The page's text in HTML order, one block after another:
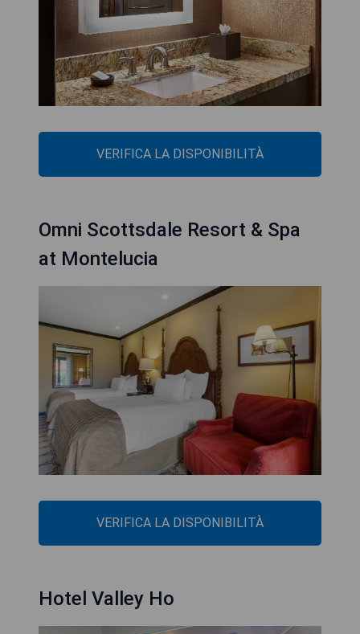
VERIFICA LA DISPONIBILITÀ
Omni Scottsdale Resort & Spa
at Montelucia
VERIFICA LA DISPONIBILITÀ
Hotel Valley Ho